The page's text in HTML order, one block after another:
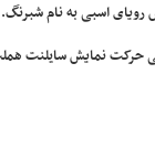
اسبی به نام
حرکت نمایش سایلنت